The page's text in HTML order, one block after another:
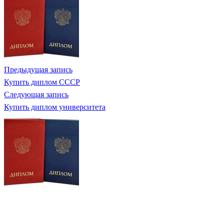
Предыдущая запись
Купить диплом СССР
Следующая запись
Купить диплом университета